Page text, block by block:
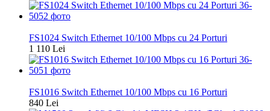
FS1024 Switch Ethernet 10/100 Mbps cu 24 Porturi
1 110 Lei
FS1016 Switch Ethernet 10/100 Mbps cu 16 Porturi
840 Lei